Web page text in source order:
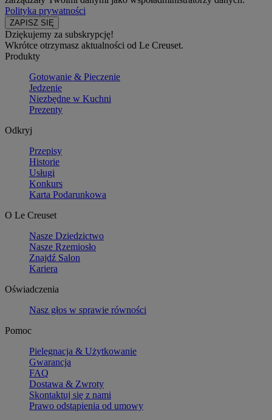
Polityka prywatności
Dziękujemy za subskrypcję!
Wkrótce otrzymasz aktualności od Le Creuset.
Produkty
Gotowanie & Pieczenie
Jedzenie
Niezbędne w Kuchni
Prezenty
Odkryj
Przepisy
Historie
Usługi
Konkurs
Karta Podarunkowa
O Le Creuset
Nasze Dziedzictwo
Nasze Rzemiosło
Znajdź Salon
Kariera
Oświadczenia
Nasz głos w sprawie równości
Pomoc
Pielęgnacja & Użytkowanie
Gwarancja
FAQ
Dostawa & Zwroty
Skontaktuj się z nami
Prawo odstąpienia od umowy